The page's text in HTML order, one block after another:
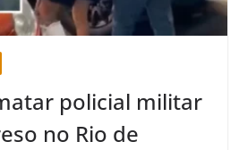
policial militar
no Rio de